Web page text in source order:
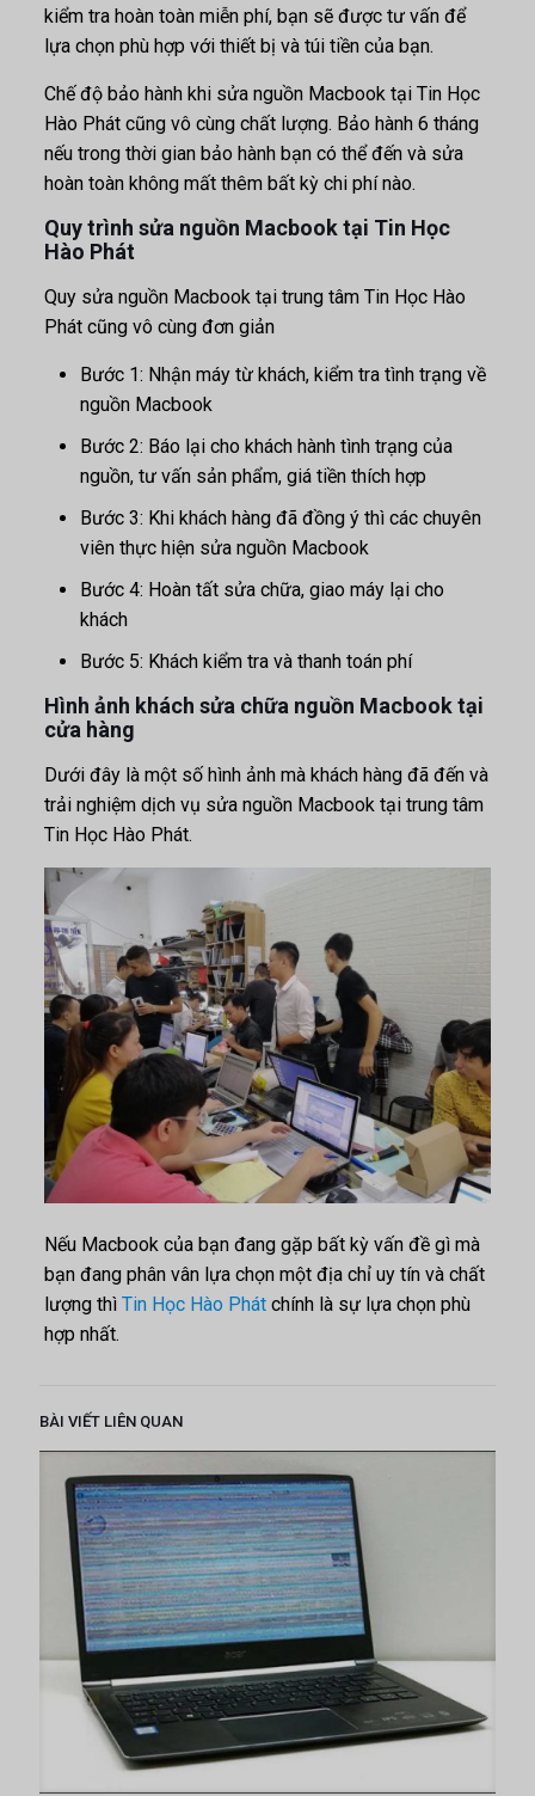
kiểm tra hoàn toàn miễn phí, bạn sẽ được tư vấn để
lựa chọn phù hợp với thiết bị và túi tiền của bạn.
Chế độ bảo hành khi sửa nguồn Macbook tại Tin Học
Hào Phát cũng vô cùng chất lượng. Bảo hành 6 tháng
nếu trong thời gian bảo hành bạn có thể đến và sửa
hoàn toàn không mất thêm bất kỳ chi phí nào.
Quy trình sửa nguồn Macbook tại Tin Học
Hào Phát
Quy sửa nguồn Macbook tại trung tâm Tin Học Hào
Phát cũng vô cùng đơn giản
Bước 1: Nhận máy từ khách, kiểm tra tình trạng về
nguồn Macbook
Bước 2: Báo lại cho khách hành tình trạng của
nguồn, tư vấn sản phẩm, giá tiền thích hợp
Bước 3: Khi khách hàng đã đồng ý thì các chuyên
viên thực hiện sửa nguồn Macbook
Bước 4: Hoàn tất sửa chữa, giao máy lại cho
khách
Bước 5: Khách kiểm tra và thanh toán phí
Hình ảnh khách sửa chữa nguồn Macbook tại
cửa hàng
Dưới đây là một số hình ảnh mà khách hàng đã đến và
trải nghiệm dịch vụ sửa nguồn Macbook tại trung tâm
Tin Học Hào Phát.
Nếu Macbook của bạn đang gặp bất kỳ vấn đề gì mà
bạn đang phân vân lựa chọn một địa chỉ uy tín và chất
lượng thì Tin Học Hào Phátchính là sự lựa chọn phù
hợp nhất.
BÀI VIẾT LIÊN QUAN